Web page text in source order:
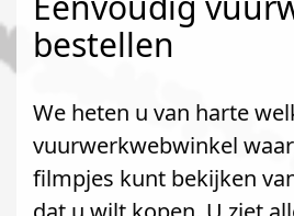
bestellen
We heten u van harte
vuurwerkwebwinkel
filmpjes kunt bekijken